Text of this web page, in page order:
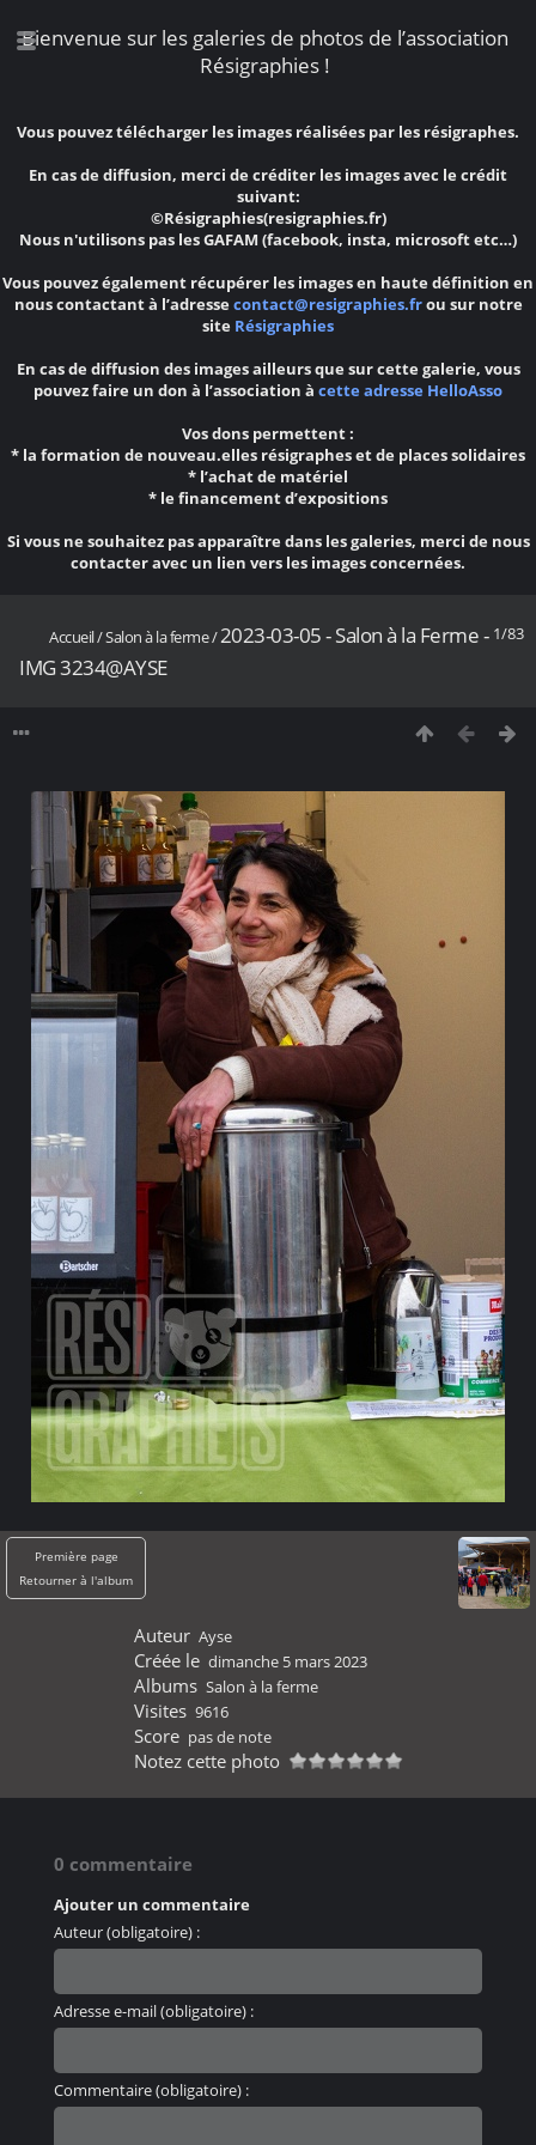
Bienvenue sur les galeries de photos de l’association
Résigraphies !
Vous pouvez télécharger les images réalisées par les résigraphes.
En cas de diffusion, merci de créditer les images avec le crédit
suivant:
©Résigraphies(resigraphies.fr)
Nous n'utilisons pas les GAFAM (facebook, insta, microsoft etc…)
Vous pouvez également récupérer les images en haute définition en
nous contactant à l’adresse contact@resigraphies.frou sur notre
site Résigraphies
En cas de diffusion des images ailleurs que sur cette galerie, vous
pouvez faire un don à l’association à cette adresse HelloAsso
Vos dons permettent :
* la formation de nouveau.elles résigraphes et de places solidaires
* l’achat de matériel
* le financement d’expositions
Si vous ne souhaitez pas apparaître dans les galeries, merci de nous
contacter avec un lien vers les images concernées.
1/83
Accueil/Salon à la ferme/2023-03-05 - Salon à la Ferme -
IMG 3234@AYSE
Première page
Retourner à l'album
Auteur Ayse
Créée le dimanche 5 mars 2023
Albums Salon à la ferme
Visites 9616
Score pas de note
Notez cette photo
0 commentaire
Ajouter un commentaire
Auteur (obligatoire) :
Adresse e-mail (obligatoire) :
Commentaire (obligatoire) :